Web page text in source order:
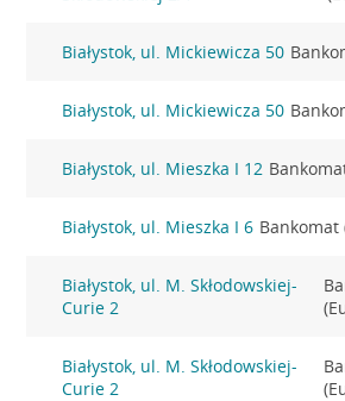
Białystok, ul. Mickiewicza 50
Białystok, ul. Mickiewicza 50
Białystok, ul. Mieszka I 12
Białystok, ul. Mieszka I 6 Bankomat
Białystok, ul. M. Skłodowskiej-
Curie 2
Białystok, ul. M. Skłodowskiej-
Curie 2